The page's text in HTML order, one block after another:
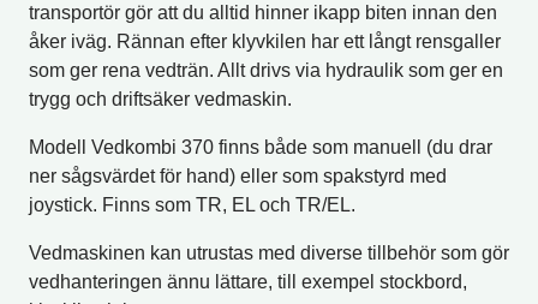
transportör gör att du alltid hinner ikapp biten innan den
åker iväg. Rännan efter klyvkilen har ett långt rensgaller
som ger rena vedträn. Allt drivs via hydraulik som ger en
trygg och driftsäker vedmaskin.
Modell Vedkombi 370 finns både som manuell (du drar
ner sågsvärdet för hand) eller som spakstyrd med
joystick. Finns som TR, EL och TR/EL.
Vedmaskinen kan utrustas med diverse tillbehör som gör
vedhanteringen ännu lättare, till exempel stockbord,